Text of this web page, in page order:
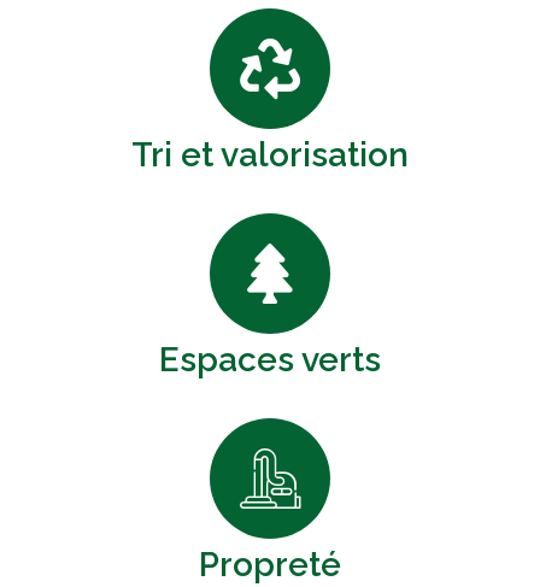
Tri et valorisation
Espaces verts
Propreté